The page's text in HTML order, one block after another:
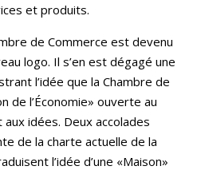
et produits.
de Commerce est devenu
logo. Il s’en est dégagé une
l’idée que la Chambre de
de l’Économie» ouverte au
idées. Deux accolades
de la charte actuelle de la
l’idée d’une «Maison»